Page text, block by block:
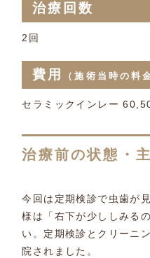
治療回数
2回
費用 （施術当時の料
セラミックインレー
治療前の状態・
今回は定期検診で虫歯が
様は「右下が少ししみる
い。定期検診とクリーニ
院されました。